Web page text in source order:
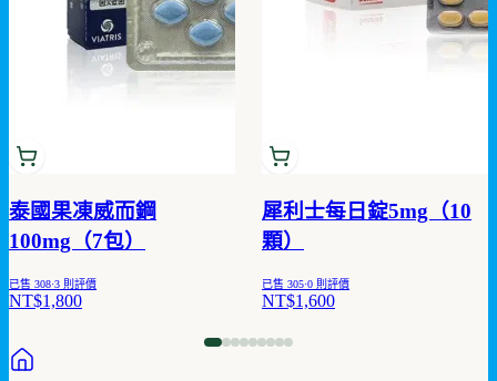
泰國果凍威而鋼
100mg（7包）
已售 308·3 則評價
NT$1,800
犀利士每日錠5mg（10
顆）
已售 305·0 則評價
NT$1,600